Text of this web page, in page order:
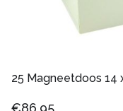
25 Magneetdoos 14